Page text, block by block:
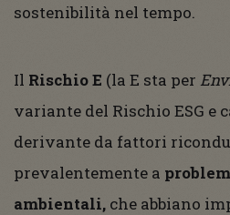
sostenibilità nel tempo.
Il Rischio E (la E sta per
variante del Rischio ESG e
derivante da fattori
prevalentemente a
ambientali, che abbiano